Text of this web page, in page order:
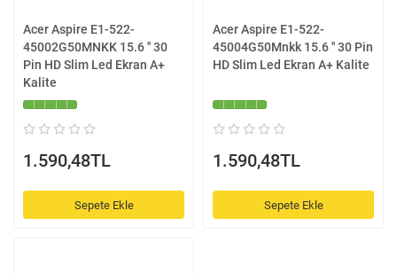
Acer Aspire E1-522-
45002G50MNKK 15.6 '' 30
Pin HD Slim Led Ekran A+
Kalite
1.590,48TL
Sepete Ekle
Acer Aspire E1-522-
45004G50Mnkk 15.6 '' 30 Pin
HD Slim Led Ekran A+ Kalite
1.590,48TL
Sepete Ekle